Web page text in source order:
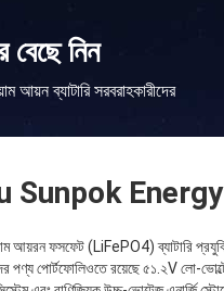
নিন
আয়ন ব্যাটারি সরবরাহকারীদের
Sunpok
আয়রন ফসফেট (LiFePO4) ব্যাটারি
পণ্য পোর্টফোলিওতে রয়েছে ৫১.২V লো-